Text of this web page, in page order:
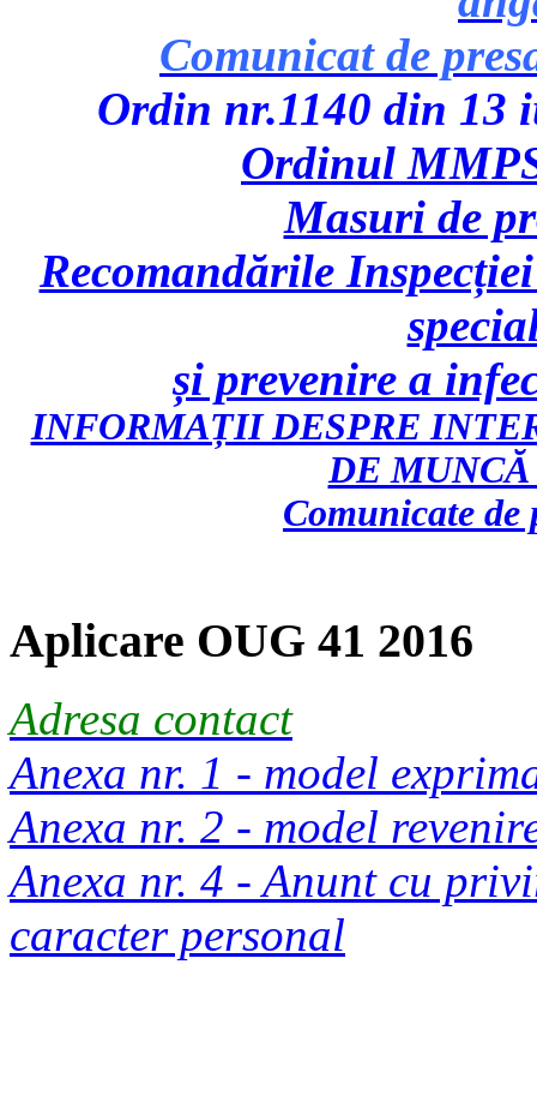
Comunicat de
Ordin nr.1140 din 13
Ordinul
Masuri de
Recomandările
și prevenire a
INFORMAȚII DESPRE
DE
Comunicate
Aplicare OUG 41 2016
Adresa contact
Anexa nr. 1 - model
Anexa nr. 2 - model
Anexa nr. 4 - Anunt cu
caracter personal